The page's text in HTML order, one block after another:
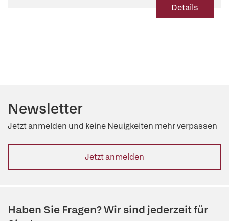
Details
Newsletter
Jetzt anmelden und keine Neuigkeiten mehr verpassen
Jetzt anmelden
Haben Sie Fragen? Wir sind jederzeit für